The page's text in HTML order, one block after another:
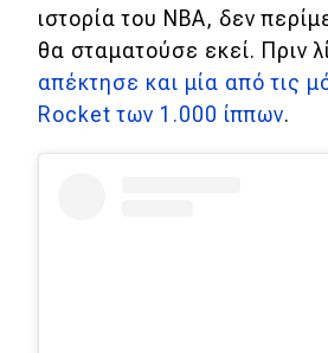
eDRIVE
DRIVE USED
ιστορία του NBA, δεν
θα σταματούσε εκεί. Πριν
απέκτησε και μία από τις
Rocket των 1.000 ίππων.